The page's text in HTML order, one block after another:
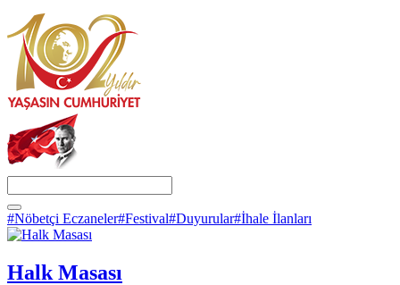
#Nöbetçi Eczaneler#Festival#Duyurular#İhale İlanları
Halk Masası